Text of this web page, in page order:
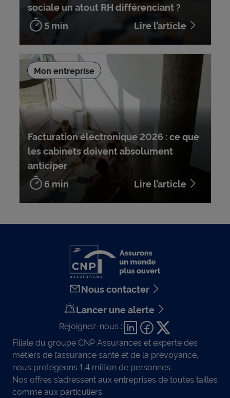
sociale un atout RH différenciant ?
5 min
Lire l’article
Facturation électronique 2026 : ce que
les cabinets doivent absolument
anticiper
6 min
Lire l’article
Mon entreprise
Nous contacter
Lancer une alerte
Rejoignez-nous :
Filiale du groupe CNP Assurances et experte des
métiers de l’assurance santé et de la prévoyance,
nous protégeons 1,4 million de personnes.
Nos offres s’adressent aux entreprises de toutes tailles
comme aux particuliers.